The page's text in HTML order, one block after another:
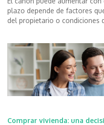
plazo depende de factores
del propietario o condiciones
Comprar vivienda: una